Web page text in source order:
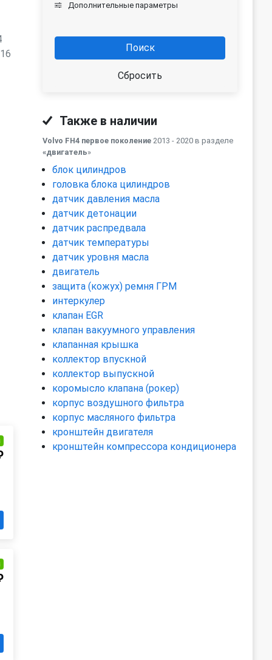
Дополнительные параметры
Поиск
Сбросить
Также в наличии
Volvo FH4 первое поколение 2013 - 2020 в разделе
«двигатель»
блок цилиндров
головка блока цилиндров
датчик давления масла
датчик детонации
датчик распредвала
датчик температуры
датчик уровня масла
двигатель
защита (кожух) ремня ГРМ
интеркулер
клапан EGR
клапан вакуумного управления
клапанная крышка
коллектор впускной
коллектор выпускной
коромысло клапана (рокер)
корпус воздушного фильтра
корпус масляного фильтра
кронштейн двигателя
кронштейн компрессора кондиционера